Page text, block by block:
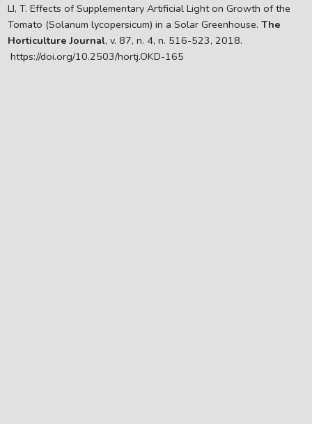
LI, T. Effects of Supplementary Artificial Light on Growth of the
Tomato (Solanum lycopersicum) in a Solar Greenhouse.The
Horticulture Journal, v. 87, n. 4, n. 516-523, 2018.
https://doi.org/10.2503/hortj.OKD-165